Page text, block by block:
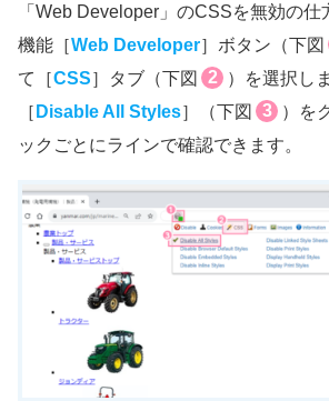
「Web Developer」のCSSを無効の
機能［Web Developer］ボタン（下図
て［CSS］タブ（下図 2
）を選択し
［ Disable All Styles］（下図 3
）を
ックごとにラインで確認できます。